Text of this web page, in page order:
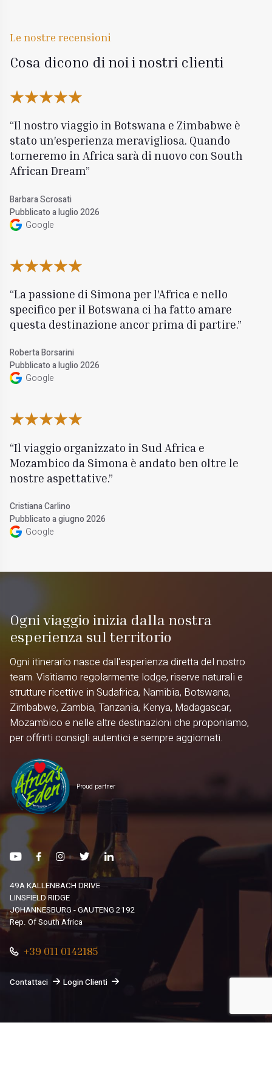
Le nostre recensioni
Cosa dicono di noi i nostri clienti
Il nostro viaggio in Botswana e Zimbabwe è
stato un'esperienza meravigliosa. Quando
torneremo in Africa sarà di nuovo con South
African Dream
Barbara Scrosati
Pubblicato a luglio 2026
Google
La passione di Simona per l'Africa e nello
specifico per il Botswana ci ha fatto amare
questa destinazione ancor prima di partire.
Roberta Borsarini
Pubblicato a luglio 2026
Google
Il viaggio organizzato in Sud Africa e
Mozambico da Simona è andato ben oltre le
nostre aspettative.
Cristiana Carlino
Pubblicato a giugno 2026
Google
Ogni viaggio inizia dalla nostra
esperienza sul territorio
Ogni itinerario nasce dall'esperienza diretta del nostro
team. Visitiamo regolarmente lodge, riserve naturali e
strutture ricettive in Sudafrica, Namibia, Botswana,
Zimbabwe, Zambia, Tanzania, Kenya, Madagascar,
Mozambico e nelle altre destinazioni che proponiamo,
per offrirti consigli autentici e sempre aggiornati.
Proud partner
49A KALLENBACH DRIVE
LINSFIELD RIDGE
JOHANNESBURG - GAUTENG 2192
Rep. Of South Africa
+39 011 0142185
Contattaci Login Clienti